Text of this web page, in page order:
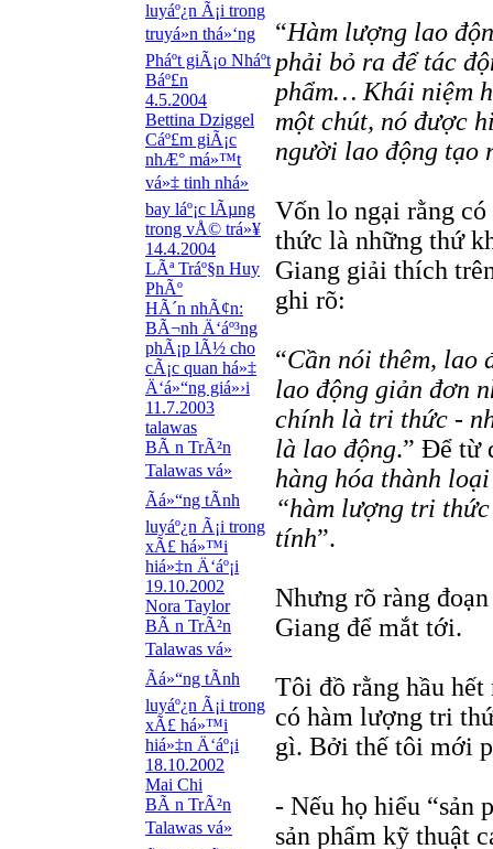
luyáº¿n Ã¡i trong
truyá»n thá»‘ng
Pháº­t giÃ¡o Nháº­t
Báº£n
4.5.2004
Bettina Dziggel
Cáº£m giÃ¡c
nhÆ° má»™t
vá»‡ tinh nhá»
bay láº¡c lÃµng
trong vÅ© trá»¥
14.4.2004
LÃª Tráº§n Huy
PhÃº
HÃ´n nhÃ¢n:
BÃ¬nh Ä‘áº³ng
phÃ¡p lÃ½ cho
cÃ¡c quan há»‡
Ä‘á»“ng giá»›i
11.7.2003
talawas
BÃ n TrÃ²n
Talawas vá»
Ãá»“ng tÃ­nh
luyáº¿n Ã¡i trong
xÃ£ há»™i
hiá»‡n Ä‘áº¡i
19.10.2002
Nora Taylor
BÃ n TrÃ²n
Talawas vá»
Ãá»“ng tÃ­nh
luyáº¿n Ã¡i trong
xÃ£ há»™i
hiá»‡n Ä‘áº¡i
18.10.2002
Mai Chi
BÃ n TrÃ²n
Talawas vá»
“Hàm lượng lao
phải bỏ ra để tác
phẩm… Khái niệm
một chút, nó được
người lao động tạo
Vốn lo ngại rằng
thức là những thứ
Giang giải thích
ghi rõ:
“Cần nói thêm, lao
lao động giản đơn
chính là tri thức -
là lao động.” Để từ
hàng hóa thành
“hàm lượng tri
tính”.
Nhưng rõ ràng
Giang để mắt tới.
Tôi đồ rằng hầu
có hàm lượng tri
gì. Bởi thế tôi mới
- Nếu họ hiểu “sản
sản phẩm kỹ thuật